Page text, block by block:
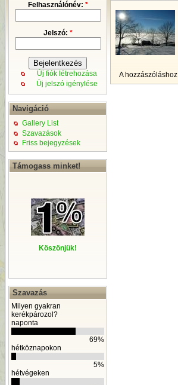
Felhasználónév: *
Jelszó: *
Új fiók létrehozása
Új jelszó igénylése
Navigáció
Gallery List
Szavazások
Friss bejegyzések
Támogass minket!
Köszönjük!
Szavazás
Milyen gyakran
kerékpározol?
naponta
69%
hétköznapokon
5%
hétvégeken
A hozzászóláshoz